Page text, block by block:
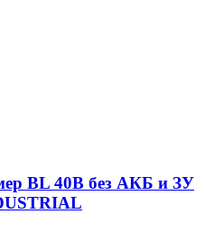
BL 40В без АКБ и ЗУ